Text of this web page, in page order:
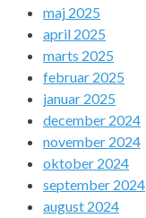
maj 2025
april 2025
marts 2025
februar 2025
januar 2025
december 2024
november 2024
oktober 2024
september 2024
august 2024